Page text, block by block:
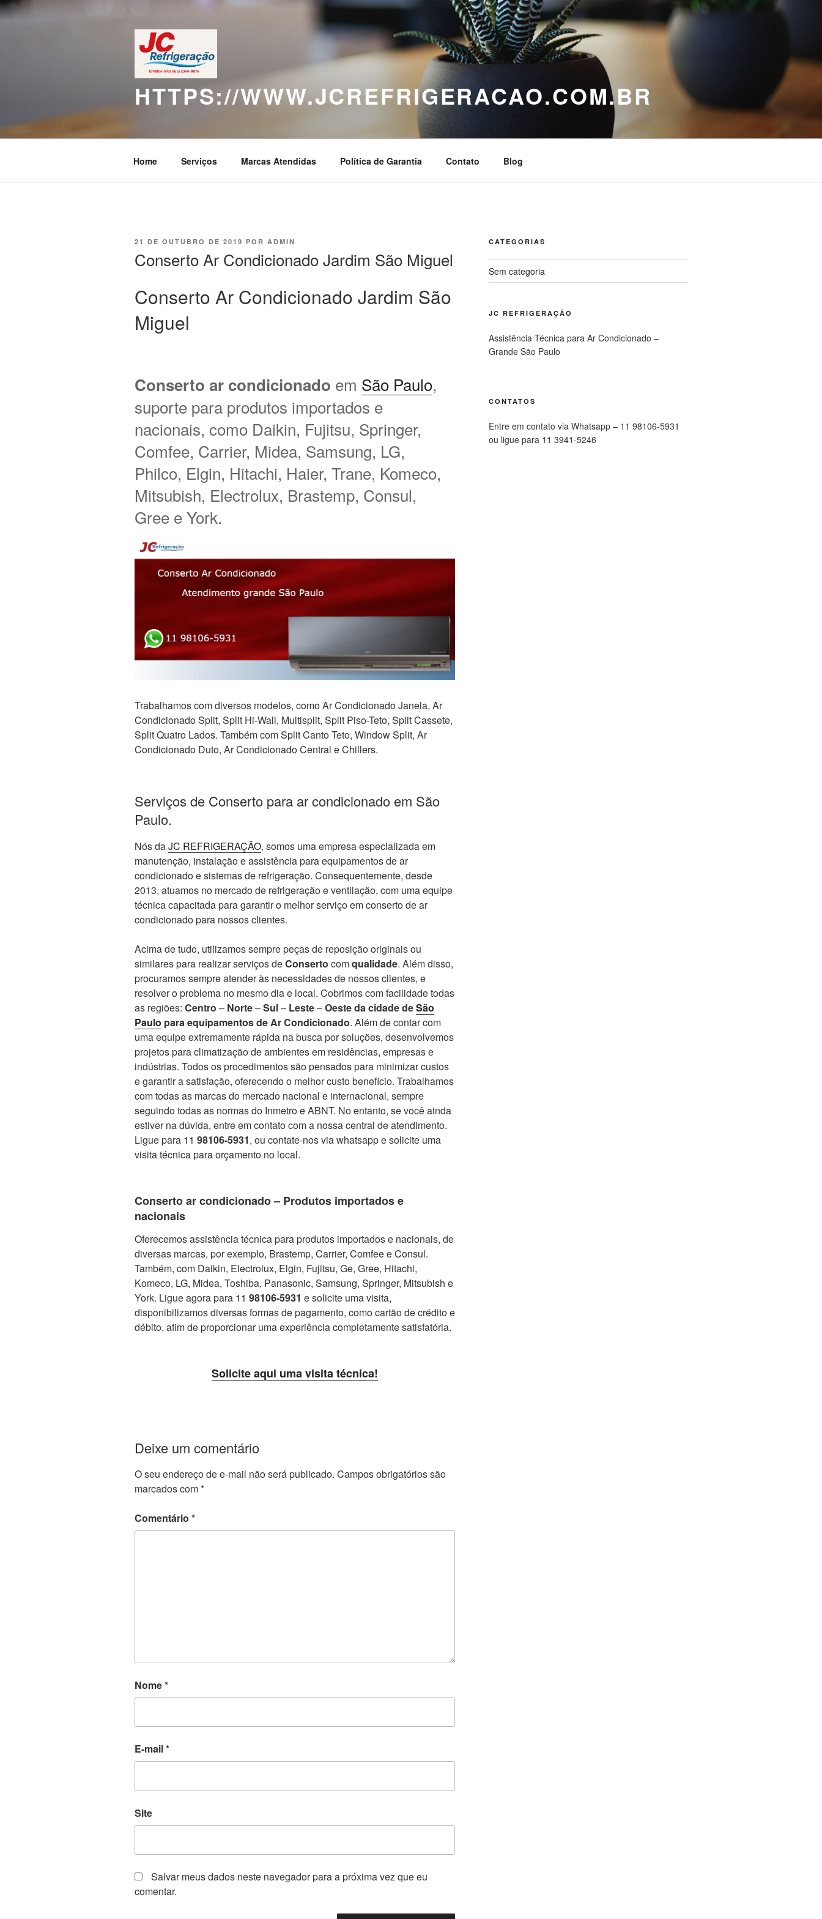
Pular
para
HTTPS://WWW.JCREFRIGERACAO.COM.BR
Home Serviços Marcas Atendidas Política de Garantia Contato Blog
PUBLICADO
21 DE OUTUBRO DE 2019 POR ADMIN
Conserto Ar Condicionado Jardim São Miguel
Conserto Ar Condicionado Jardim São
Miguel
Conserto ar condicionado em São Paulo,
suporte para produtos importados e
nacionais, como Daikin, Fujitsu, Springer,
Comfee, Carrier, Midea, Samsung, LG,
Philco, Elgin, Hitachi, Haier, Trane, Komeco,
Mitsubish, Electrolux, Brastemp, Consul,
Gree e York.
Trabalhamos com diversos modelos, como Ar Condicionado Janela, Ar
Condicionado Split, Split Hi-Wall, Multisplit, Split Piso-Teto, Split Cassete,
Split Quatro Lados. Também com Split Canto Teto, Window Split, Ar
Condicionado Duto, Ar Condicionado Central e Chillers.
Serviços de Conserto para ar condicionado em São
Paulo.
Nós daJC REFRIGERAÇÃO, somos uma empresa especializada em
manutenção, instalação e assistência para equipamentos de ar
condicionado e sistemas de refrigeração. Consequentemente, desde
2013, atuamos no mercado de refrigeração e ventilação, com uma equipe
técnica capacitada para garantir o melhor serviço em conserto de ar
condicionado para nossos clientes.
Acima de tudo, utilizamos sempre peças de reposição originais ou
similares para realizar serviços deConserto comqualidade. Além disso,
procuramos sempre atender às necessidades de nossos clientes, e
resolver o problema no mesmo dia e local. Cobrimos com facilidade todas
as regiões: Centro – Norte–Sul– Leste–Oeste da cidade deSão
Paulo para equipamentos de Ar Condicionado. Além de contar com
uma equipe extremamente rápida na busca por soluções, desenvolvemos
projetos para climatização de ambientes em residências, empresas e
indústrias. Todos os procedimentos são pensados para minimizar custos
e garantir a satisfação, oferecendo o melhor custo benefício. Trabalhamos
com todas as marcas do mercado nacional e internacional, sempre
seguindo todas as normas do Inmetro e ABNT. No entanto, se você ainda
estiver na dúvida, entre em contato com a nossa central de atendimento.
Ligue para 11 98106-5931, ou contate-nos via whatsapp e solicite uma
visita técnica para orçamento no local.
Conserto ar condicionado – Produtos importados e
nacionais
Oferecemos assistência técnica para produtos importados e nacionais, de
diversas marcas, por exemplo, Brastemp, Carrier, Comfee e Consul.
Também, com Daikin, Electrolux, Elgin, Fujitsu, Ge, Gree, Hitachi,
Komeco, LG, Midea, Toshiba, Panasonic, Samsung, Springer, Mitsubish e
York. Ligue agora para 11 98106-5931 e solicite uma visita,
disponibilizamos diversas formas de pagamento, como cartão de crédito e
débito, afim de proporcionar uma experiência completamente satisfatória.
Solicite aqui uma visita técnica!
Deixe um comentário
O seu endereço de e-mail não será publicado. Campos obrigatórios são
marcados com*
Comentário *
Nome*
E-mail*
Site
Salvar meus dados neste navegador para a próxima vez que eu
comentar.
CATEGORIAS
Sem categoria
JC REFRIGERAÇÃO
Assistência Técnica para Ar Condicionado –
Grande São Paulo
CONTATOS
Entre em contato via Whatsapp – 11 98106-5931
ou ligue para 11 3941-5246